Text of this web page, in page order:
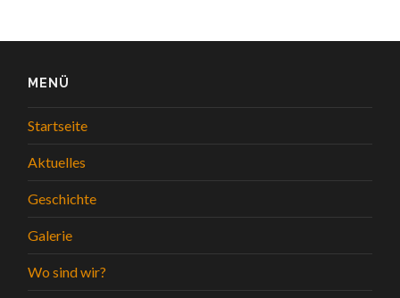
MENÜ
Startseite
Aktuelles
Geschichte
Galerie
Wo sind wir?